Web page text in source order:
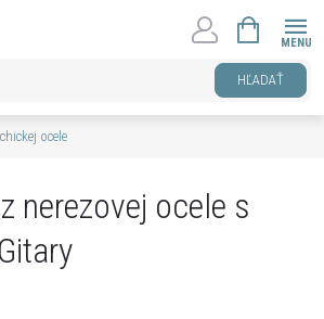
HĽADAŤ
KOŠÍK
ocele
nerezovej ocele s